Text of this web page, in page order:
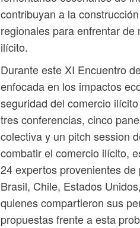
contribuyan a la
regionales para enfrentar
ilícito.
Durante este XI Encuentro
enfocada en los impactos
seguridad del comercio
tres conferencias, cinco
colectiva y un pitch session
combatir el comercio ilícito,
24 expertos provenientes
Brasil, Chile, Estados
quienes compartieron sus
propuestas frente a esta